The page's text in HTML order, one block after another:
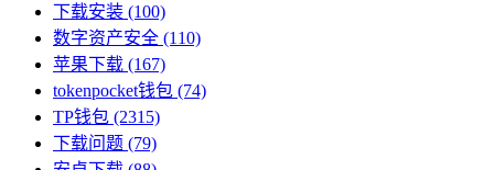
下载安装 (100)
数字资产安全 (110)
苹果下载 (167)
tokenpocket钱包 (74)
TP钱包 (2315)
下载问题 (79)